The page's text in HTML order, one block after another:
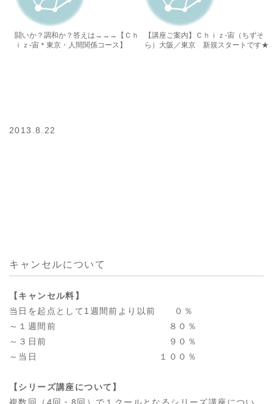
闘いか？調和か？答えは→→→【Ｃｈ
ｉｚ-宙＊東京・人間関係コース】
【講座ご案内】Ｃｈｉｚ-宙（ちずそ
ら）大阪／東京 新規スタートです★
2013.8.22
キャンセルについて
【キャンセル料】
当日を起点として1週間前より以前 ０％
～１週間前 ８０％
～３日前 ９０％
～当日 １００％
【シリーズ講座について】